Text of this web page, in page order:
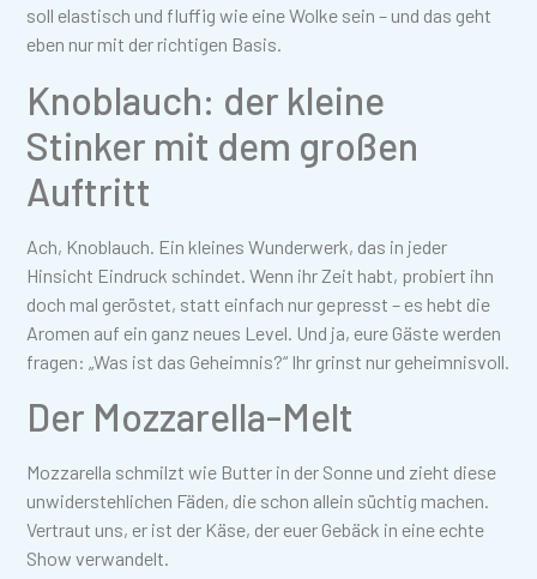
soll elastisch und fluffig wie eine Wolke sein – und das geht
eben nur mit der richtigen Basis.
Knoblauch: der kleine
Stinker mit dem großen
Auftritt
Ach, Knoblauch. Ein kleines Wunderwerk, das in jeder
Hinsicht Eindruck schindet. Wenn ihr Zeit habt, probiert ihn
doch mal geröstet, statt einfach nur gepresst – es hebt die
Aromen auf ein ganz neues Level. Und ja, eure Gäste werden
fragen: „Was ist das Geheimnis?“ Ihr grinst nur geheimnisvoll.
Der Mozzarella-Melt
Mozzarella schmilzt wie Butter in der Sonne und zieht diese
unwiderstehlichen Fäden, die schon allein süchtig machen.
Vertraut uns, er ist der Käse, der euer Gebäck in eine echte
Show verwandelt.